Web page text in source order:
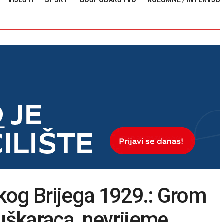
Brijega 1929.: Grom